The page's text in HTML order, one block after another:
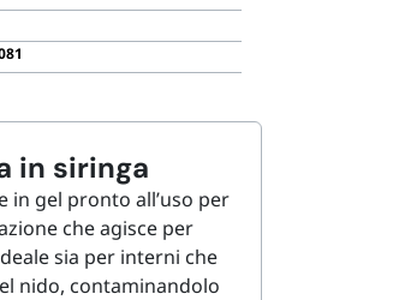
in siringa
gel pronto all’uso per
che agisce per
sia per interni che
nido, contaminandolo